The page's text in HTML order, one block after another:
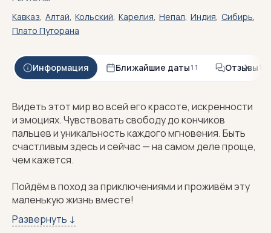
Кавказ, Алтай, Кольский, Карелия, Непал, Индия, Сибирь,
Плато Путорана
Информация Ближайшие даты11 Отзывы175
Видеть этот мир во всей его красоте, искренности
и эмоциях. Чувствовать свободу до кончиков
пальцев и уникальность каждого мгновения. Быть
счастливым здесь и сейчас — на самом деле проще,
чем кажется.
Пойдём в поход за приключениями и проживём эту
маленькую жизнь вместе!
Всем привет! Меня зовут Аня! Я инструктор водной
Развернуть ↓